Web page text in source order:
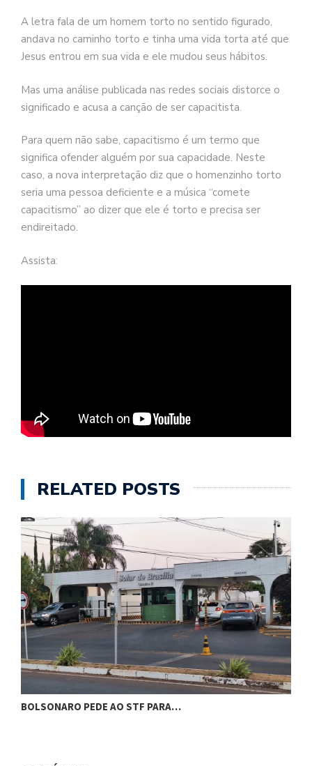
A letra fala de um homem torto no sentido figurado,
andava no caminho torto e tinha uma vida torta até que
Jesus entrou em sua vida e ele mudou seus hábitos.
Mas uma análise publicada nas redes sociais distorce o
significado e acusa a canção de ser capacitista.
Para quem não sabe, capacitismo é um termo que
significa ofender alguém por sua capacidade. Neste
caso, a nova interpretação diz que o homenzinho torto
seria uma pessoa deficiente e a música “comete
capacitismo” ao dizer que ele é torto e precisa ser
endireitado.
Assista:
RELATED POSTS
BOLSONARO PEDE AO STF PARA…